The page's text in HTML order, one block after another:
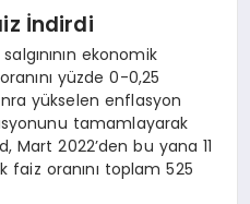
İndirdi
ekonomik
yüzde 0-0,25
yükselen enflasyon
tamamlayarak
Mart 2022’den bu yana 11
faiz oranını toplam 525